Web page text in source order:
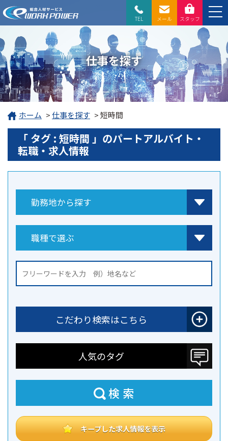
TEL メール スタッフ
仕事を探す
ホーム >仕事を探す >短時間
「 タグ : 短時間 」のパートアルバイト・
転職・求人情報
こだわり検索はこちら
検索
人気のタグ
キープした求人情報を表示